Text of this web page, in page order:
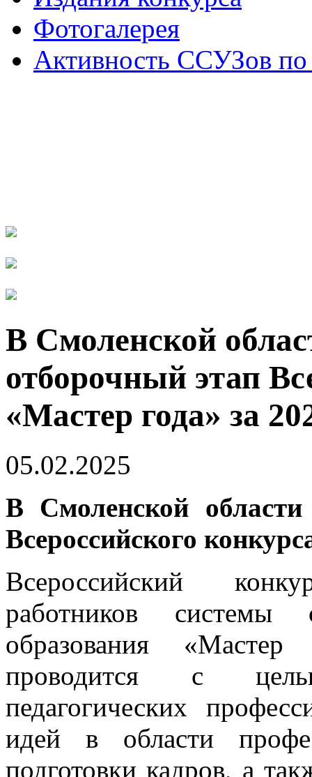
Фотогалерея
Активность ССУЗов по
В Смоленской
отборочный этап
«Мастер года» за
05.02.2025
В Смоленской области
Всероссийского
Всероссийский
работников системы
образования
проводится с
педагогических
идей в области
подготовки кадров, а